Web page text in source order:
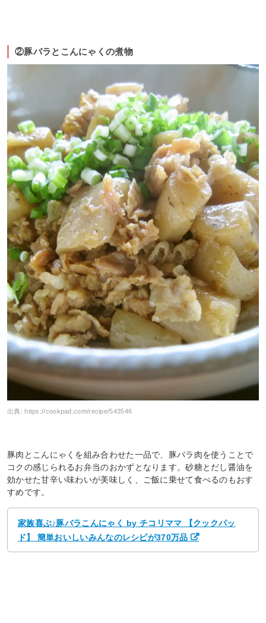
②豚バラとこんにゃくの煮物
出典:https://cookpad.com/recipe/543546
豚肉とこんにゃくを組み合わせた一品で、豚バラ肉を使うことで
コクの感じられるお弁当のおかずとなります。砂糖とだし醤油を
効かせた甘辛い味わいが美味しく、ご飯に乗せて食べるのもおす
すめです。
家族喜ぶ♪豚バラこんにゃく by チコリママ 【クックパッ
ド】 簡単おいしいみんなのレシピが370万品